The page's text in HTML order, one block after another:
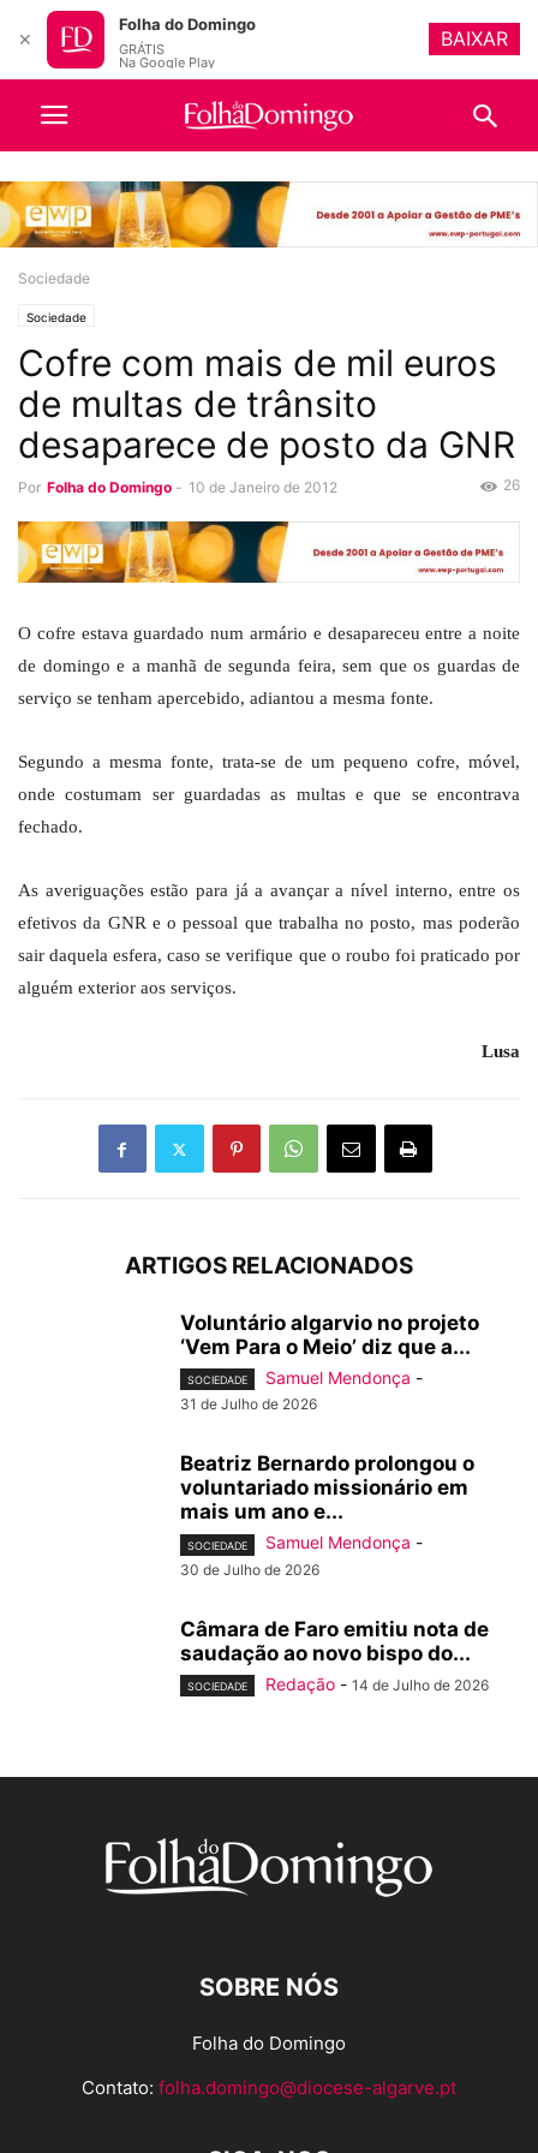
Sociedade
Sociedade
Cofre com mais de mil euros
de multas de trânsito
desaparece de posto da GNR
Por Folha do Domingo - 10 de Janeiro de 2012 26
O cofre estava guardado num armário e desapareceu entre a noite
de domingo e a manhã de segunda feira, sem que os guardas de
serviço se tenham apercebido, adiantou a mesma fonte.
Segundo a mesma fonte, trata-se de um pequeno cofre, móvel,
onde costumam ser guardadas as multas e que se encontrava
fechado.
As averiguações estão para já a avançar a nível interno, entre os
efetivos da GNR e o pessoal que trabalha no posto, mas poderão
sair daquela esfera, caso se verifique que o roubo foi praticado por
alguém exterior aos serviços.
Lusa
ARTIGOS RELACIONADOS
Voluntário algarvio no projeto
‘Vem Para o Meio’ diz que a...
SOCIEDADE Samuel Mendonça -
31 de Julho de 2026
Beatriz Bernardo prolongou o
voluntariado missionário em
mais um ano e...
SOCIEDADE Samuel Mendonça -
30 de Julho de 2026
Câmara de Faro emitiu nota de
saudação ao novo bispo do...
SOCIEDADE Redação - 14 de Julho de 2026
SOBRE NÓS
Folha do Domingo
Contato: folha.domingo@diocese-algarve.pt
✕
Folha do Domingo
GRÁTIS
Na Google Play
BAIXAR